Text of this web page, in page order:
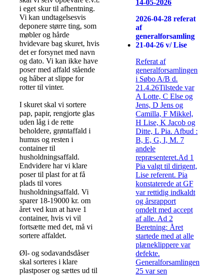
i eget skur til afhentning.
Vi kan undtagelsesvis
deponere større ting, som
møbler og hårde
hvidevare bag skuret, hvis
det er forsynet med navn
og dato. Vi kan ikke have
poser med affald stående
og håber at slippe for
rotter til vinter.
I skuret skal vi sortere
pap, papir, rengjorte glas
uden låg i de rette
beholdere, grøntaffald i
humus og resten i
container til
husholdningsaffald.
Endvidere har vi klare
poser til plast for at få
plads til vores
husholdningsaffald. Vi
sparer 18-19000 kr. om
året ved kun at have 1
container, hvis vi vil
fortsætte med det, må vi
sortere affaldet.
Øl- og sodavandsdåser
skal sorteres i klare
plastposer og sættes ud til
14-05-2026
2026-04-28 referat
af
generalforsamling
21-04-26 v/ Lise
Referat af
generalforsamlingen
i Søbo A/B d.
21.4.26Tilstede var
A Lotte, C Else og
Jens, D Jens og
Camilla, F Mikkel,
H Lise, K Jacob og
Ditte, L Pia. Afbud :
B, E, G, I, M. 7
andele
repræsenteret.Ad 1
Pia valgt til dirigent,
Lise referent. Pia
konstaterede at GF
var rettidig indkaldt
og årsrapport
omdelt med accept
af alle. Ad 2
Beretning: Året
startede med at alle
plæneklippere var
defekte.
Generalforsamlingen
25 var sen